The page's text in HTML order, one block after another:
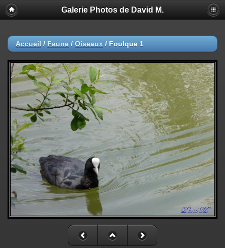
Galerie Photos de David M.
Accueil / Faune / Oiseaux / Foulque 1